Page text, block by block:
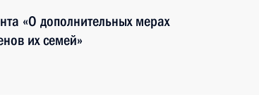
«О дополнительных мерах
их семей»